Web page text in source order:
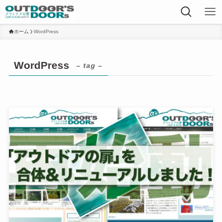
ホーム WordPress
WordPress – tag –